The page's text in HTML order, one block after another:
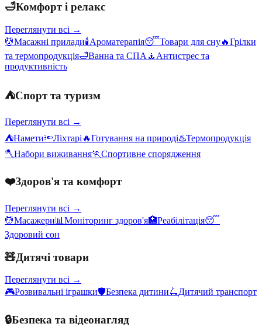
🛁Комфорт і релакс
Переглянути всі →
💆Масажні прилади🕯️Ароматерапія😴Товари для сну🔥Грілки
та термопродукція🛁Ванна та СПА 🧘 Антистрес та
продуктивність
⛺Спорт та туризм
Переглянути всі →
⛺Намети🔦Ліхтарі 🔥Готування на природі♨️Термопродукція
🪓Набори виживання🏃Спортивне спорядження
❤️Здоров'я та комфорт
Переглянути всі →
💆Масажери📊 Моніторинг здоров'я🏥Реабілітація😴
Здоровий сон
🧸Дитячі товари
Переглянути всі →
🎮Розвивальні іграшки🛡️Безпека дитини🛴Дитячий транспорт
🔒Безпека та відеонагляд